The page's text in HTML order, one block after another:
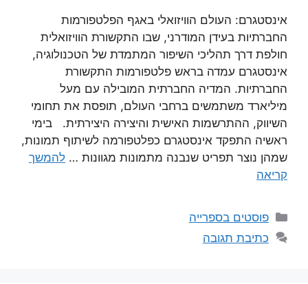
אינסטגרם: העולם הוויזואלי באגף הפלטפורמות
החברתיות בעידן המודרני, שבו התקשורת הוויזואלית
חולפת דרך תהליכי השיפור המתמדת של הטכנולוגיה,
אינסטגרם עמדה בראש פלטפורמות התקשורת
החברתיות. המדיה החברתית המובילה עם מעל
מיליארד משתמשים ברחבי העולם, תופסת את תחומי
השיווק, ההתרשמות האישית והיצירה היצירתית. בימי
ראשיה התפקד אינסטגרם כפלטפורמה לשיתוף תמונות,
שמהן נוצר תפריט שנבנה מתמונות מגוונות … להמשך
קריאה
קטגוריות
פוסטים בספרייה
כתיבת תגובה